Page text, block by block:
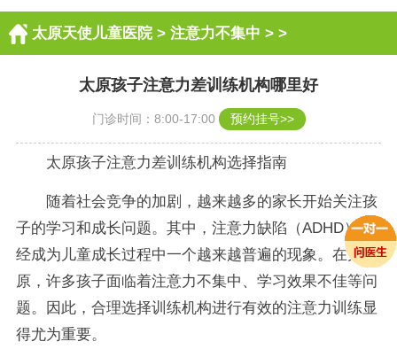
太原天使儿童医院> 注意力不集中 > >
太原孩子注意力差训练机构哪里好
门诊时间：8:00-17:00 预约挂号>>
太原孩子注意力差训练机构选择指南
随着社会竞争的加剧，越来越多的家长开始关注孩
子的学习和成长问题。其中，注意力缺陷（ADHD）已
经成为儿童成长过程中一个越来越普遍的现象。在太
原，许多孩子面临着注意力不集中、学习效果不佳等问
题。因此，合理选择训练机构进行有效的注意力训练显
得尤为重要。